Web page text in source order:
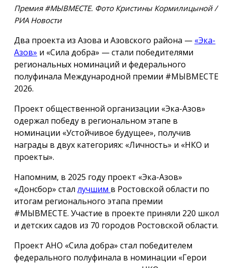
Премия #МЫВМЕСТЕ. Фото Кристины Кормилицыной /
РИА Новости
Два проекта из Азова и Азовского района — «Эка-
Азов» и «Сила добра» — стали победителями
региональных номинаций и федерального
полуфинала Международной премии #МЫВМЕСТЕ
2026.
Проект общественной организации «Эка-Азов»
одержал победу в региональном этапе в
номинации «Устойчивое будущее», получив
награды в двух категориях: «Личность» и «НКО и
проекты».
Напомним, в 2025 году проект «Эка-Азов»
«Донсбор» стал лучшим в Ростовской области по
итогам регионального этапа премии
#МЫВМЕСТЕ. Участие в проекте приняли 220 школ
и детских садов из 70 городов Ростовской области.
Проект АНО «Сила добра» стал победителем
федерального полуфинала в номинации «Герои